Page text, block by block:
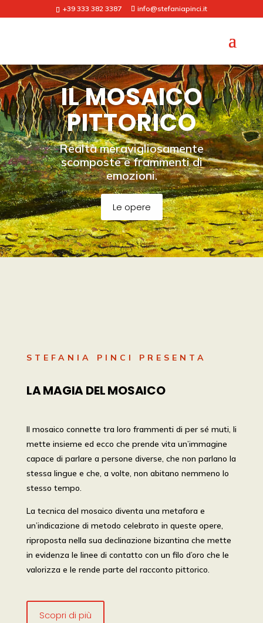
+39 333 382 3387 info@stefaniapinci.it
IL MOSAICO
PITTORICO
Realtà meravigliosamente
scomposte e frammenti di
emozioni.
Le opere
STEFANIA PINCI PRESENTA
LA MAGIA DEL MOSAICO
Il mosaico connette tra Ioro frammenti di per sé muti, li
mette insieme ed ecco che prende vita un’immagine
capace di parlare a persone diverse, che non parlano la
stessa lingue e che, a volte, non abitano nemmeno lo
stesso tempo.
La tecnica del mosaico diventa una metafora e
un’indicazione di metodo celebrato in queste opere,
riproposta nella sua declinazione bizantina che mette
in evidenza le linee di contatto con un filo d’oro che le
valorizza e le rende parte del racconto pittorico.
Scopri di più